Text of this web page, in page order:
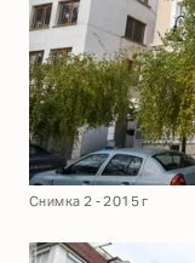
Снимка 2 - 2015 г